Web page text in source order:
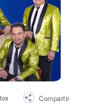
Compartir